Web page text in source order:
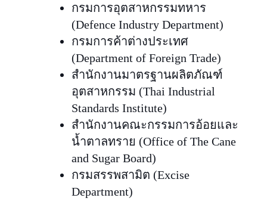
กรมการอุตสาหกรรมทหาร
(Defence Industry Department)
กรมการค้าต่างประเทศ
(Department of Foreign Trade)
สำนักงานมาตรฐานผลิตภัณฑ์
อุตสาหกรรม (Thai Industrial
Standards Institute)
สำนักงานคณะกรรมการอ้อยและ
น้ำตาลทราย (Office of The Cane
and Sugar Board)
กรมสรรพสามิต (Excise
Department)